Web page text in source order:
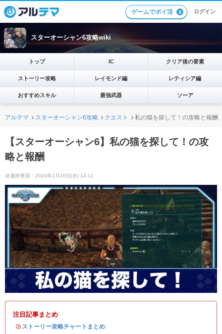
ゲームでポイ活 ログイン
スターオーシャン6攻略wiki
トップ IC クリア後の要素
ストーリー攻略 レイモンド編 レティシア編
おすすめスキル 最強武器 ソーア
アルテマ スターオーシャン6攻略 クエスト 私の猫を探して！の攻略と報酬
【スターオーシャン6】私の猫を探して！の攻
略と報酬
最終更新：2024年1月10日(水) 14:11
注目記事まとめ
・ ストーリー攻略チャートまとめ